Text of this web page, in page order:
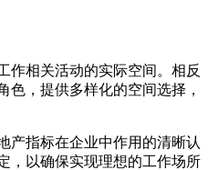
作相关活动的实际空间。相反
色，提供多样化的空间选择，
产指标在企业中作用的清晰认
，以确保实现理想的工作场所